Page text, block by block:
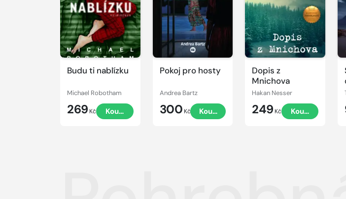
Budu ti nablízku
Michael Robotham
269 Kč Koupit
Pokoj pro hosty
Andrea Bartz
300 Kč Koupit
Dopis z
Mnichova
Hakan Nesser
249 Kč Koupit